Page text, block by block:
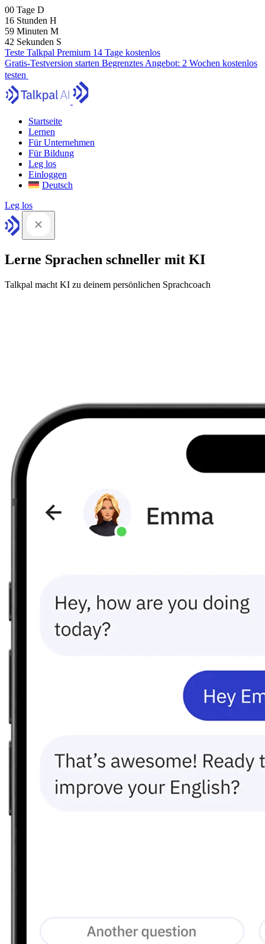
00 Tage D
16 Stunden H
59 Minuten M
41 Sekunden S
Teste Talkpal Premium 14 Tage kostenlos
Gratis-Testversion starten Begrenztes Angebot: 2 Wochen kostenlos
testen
Startseite
Lernen
Für Unternehmen
Für Bildung
Leg los
Einloggen
Deutsch
Leg los
Lerne Sprachen schneller mit KI
Talkpal macht KI zu deinem persönlichen Sprachcoach